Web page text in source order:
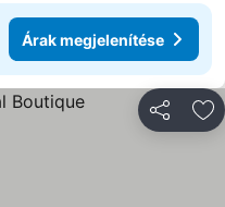
Árak megjelenítése